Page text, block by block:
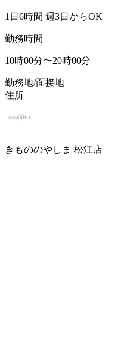
1日6時間 週3日からOK
勤務時間
10時00分〜20時00分
勤務地/面接地
住所
きもののやしま 松江店